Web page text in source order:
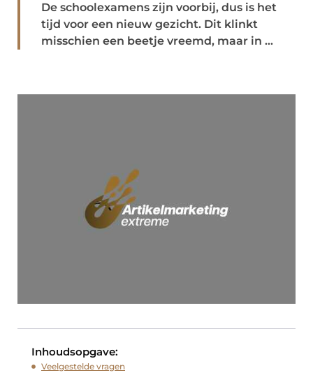
De schoolexamens zijn voorbij, dus is het
tijd voor een nieuw gezicht. Dit klinkt
misschien een beetje vreemd, maar in ...
Inhoudsopgave:
Veelgestelde vragen